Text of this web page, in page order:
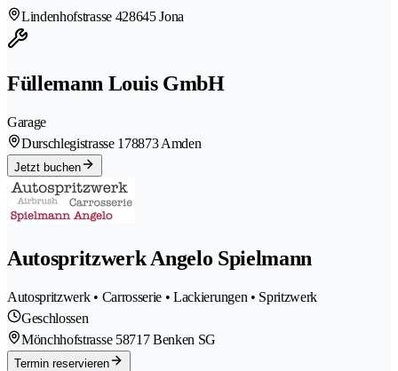
Lindenhofstrasse 428645 Jona
Füllemann Louis GmbH
Garage
Durschlegistrasse 178873 Amden
Jetzt buchen
Autospritzwerk Angelo Spielmann
Autospritzwerk • Carrosserie • Lackierungen • Spritzwerk
Geschlossen
Mönchhofstrasse 58717 Benken SG
Termin reservieren